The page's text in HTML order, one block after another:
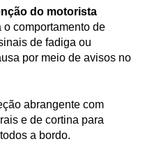
do motorista
comportamento de
de fadiga ou
por meio de avisos no
abrangente com
e de cortina para
a bordo.